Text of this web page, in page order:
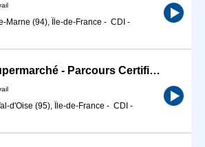
Marne (94), Île-de-France - CDI -
Directeur de Supermarché - Parcours Certifiant (H/F)
d'Oise (95), Île-de-France - CDI -